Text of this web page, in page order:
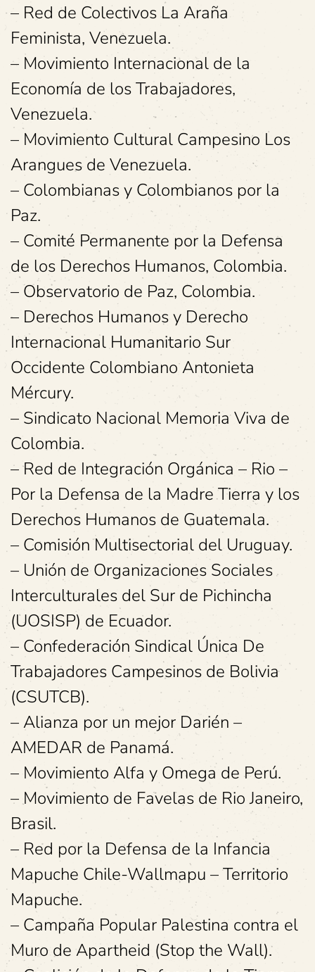
– Red de Colectivos La Araña
Feminista, Venezuela.
– Movimiento Internacional de la
Economía de los Trabajadores,
Venezuela.
– Movimiento Cultural Campesino Los
Arangues de Venezuela.
– Colombianas y Colombianos por la
Paz.
– Comité Permanente por la Defensa
de los Derechos Humanos, Colombia.
– Observatorio de Paz, Colombia.
– Derechos Humanos y Derecho
Internacional Humanitario Sur
Occidente Colombiano Antonieta
Mércury.
– Sindicato Nacional Memoria Viva de
Colombia.
– Red de Integración Orgánica – Rio –
Por la Defensa de la Madre Tierra y los
Derechos Humanos de Guatemala.
– Comisión Multisectorial del Uruguay.
– Unión de Organizaciones Sociales
Interculturales del Sur de Pichincha
(UOSISP) de Ecuador.
– Confederación Sindical Única De
Trabajadores Campesinos de Bolivia
(CSUTCB).
– Alianza por un mejor Darién –
AMEDAR de Panamá.
– Movimiento Alfa y Omega de Perú.
– Movimiento de Favelas de Rio Janeiro,
Brasil.
– Red por la Defensa de la Infancia
Mapuche Chile-Wallmapu – Territorio
Mapuche.
– Campaña Popular Palestina contra el
Muro de Apartheid (Stop the Wall).